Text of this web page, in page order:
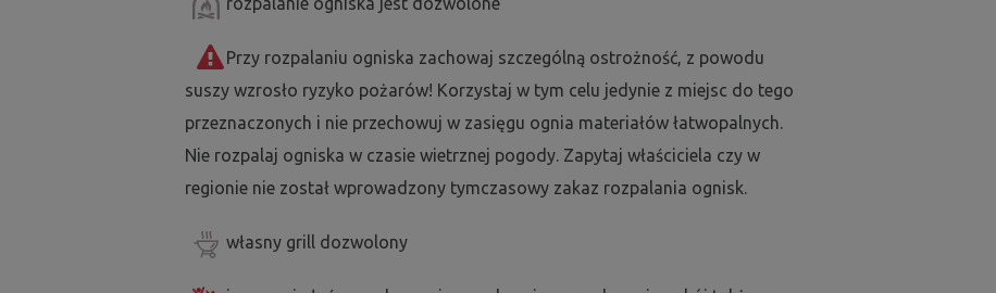
Przy rozpalaniu ogniska zachowaj szczególną ostrożność, z powodu
suszy wzrosło ryzyko pożarów! Korzystaj w tym celu jedynie z miejsc do tego
przeznaczonych i nie przechowuj w zasięgu ognia materiałów łatwopalnych.
Nie rozpalaj ogniska w czasie wietrznej pogody. Zapytaj właściciela czy w
regionie nie został wprowadzony tymczasowy zakaz rozpalania ognisk.
własny grill dozwolony